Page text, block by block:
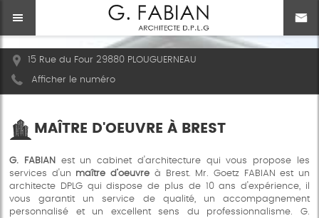
15 Rue du Four 29880 PLOUGUERNEAU
Afficher le numéro
MAÎTRE D'OEUVRE À BREST
G. FABIAN
est un cabinet d'architecture qui vous propose les
services d'un maître d’oeuvre à Brest. Mr. Goetz FABIAN est un
architecte DPLG qui dispose de plus de 10 ans d'expérience, il
vous garantit un service de qualité, un accompagnement
personnalisé et un excellent sens du professionnalisme. G.